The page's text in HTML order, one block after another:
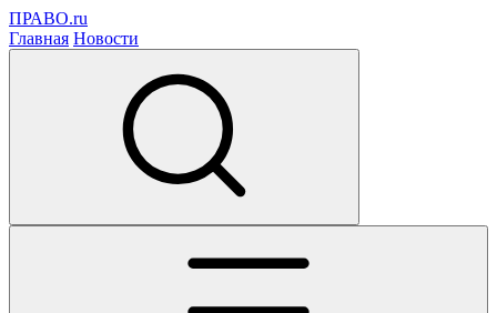
ПРАВО.ru
Главная Новости